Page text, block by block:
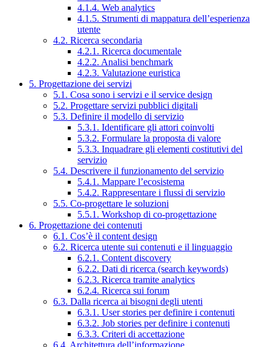
4.1.4. Web analytics
4.1.5. Strumenti di mappatura dell’esperienza
utente
4.2. Ricerca secondaria
4.2.1. Ricerca documentale
4.2.2. Analisi benchmark
4.2.3. Valutazione euristica
5. Progettazione dei servizi
5.1. Cosa sono i servizi e il service design
5.2. Progettare servizi pubblici digitali
5.3. Definire il modello di servizio
5.3.1. Identificare gli attori coinvolti
5.3.2. Formulare la proposta di valore
5.3.3. Inquadrare gli elementi costitutivi del
servizio
5.4. Descrivere il funzionamento del servizio
5.4.1. Mappare l’ecosistema
5.4.2. Rappresentare i flussi di servizio
5.5. Co-progettare le soluzioni
5.5.1. Workshop di co-progettazione
6. Progettazione dei contenuti
6.1. Cos’è il content design
6.2. Ricerca utente sui contenuti e il linguaggio
6.2.1. Content discovery
6.2.2. Dati di ricerca (search keywords)
6.2.3. Ricerca tramite analytics
6.2.4. Ricerca sui forum
6.3. Dalla ricerca ai bisogni degli utenti
6.3.1. User stories per definire i contenuti
6.3.2. Job stories per definire i contenuti
6.3.3. Criteri di accettazione
6.4. Architettura dell’informazione